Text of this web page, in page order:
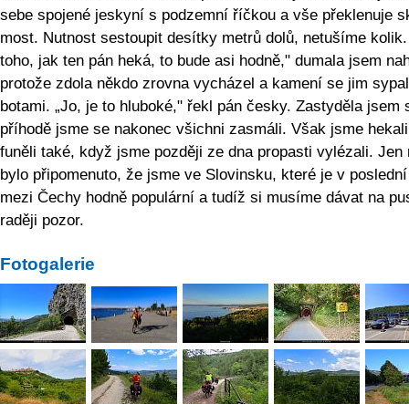
sebe spojené jeskyní s podzemní říčkou a vše překlenuje
most. Nutnost sestoupit desítky metrů dolů, netušíme kolik.
toho, jak ten pán heká, to bude asi hodně," dumala jsem
protože zdola někdo zrovna vycházel a kamení se jim
botami. „Jo, je to hluboké," řekl pán česky. Zastyděla jsem
příhodě jsme se nakonec všichni zasmáli. Však jsme
funěli také, když jsme později ze dna propasti vylézali. Jen
bylo připomenuto, že jsme ve Slovinsku, které je v
mezi Čechy hodně populární a tudíž si musíme dávat na
raději pozor.
Fotogalerie